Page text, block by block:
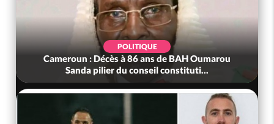
SOCIÉTÉ
Côte d'Ivoire : Indépendance à Grand-Béréby,
le Sous-Préfet exhorte les pop...